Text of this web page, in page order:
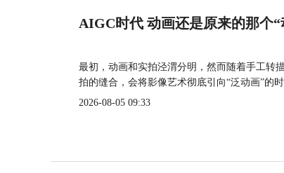
AIGC时代 动画还是原来的那个“
最初，动画和实拍泾渭分明，然而随着手工转
拍的缝合，会将影像艺术彻底引向“泛动画”的时
2026-08-05 09:33